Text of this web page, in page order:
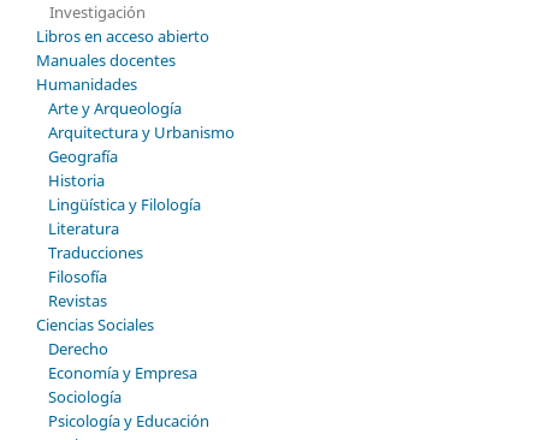
Investigación
Libros en acceso abierto
Manuales docentes
Humanidades
Arte y Arqueología
Arquitectura y Urbanismo
Geografía
Historia
Lingüística y Filología
Literatura
Traducciones
Filosofía
Revistas
Ciencias Sociales
Derecho
Economía y Empresa
Sociología
Psicología y Educación